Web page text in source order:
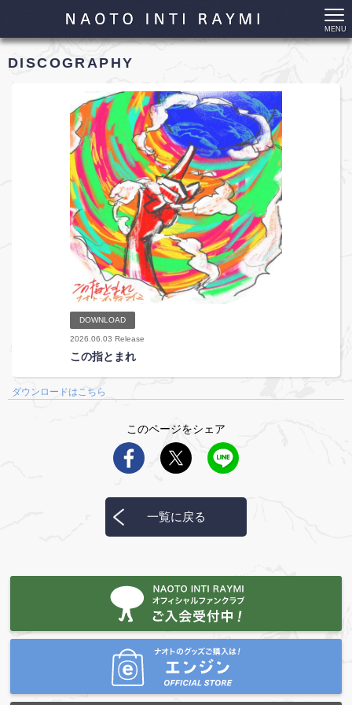
MENU
DISCOGRAPHY
DOWNLOAD
2026.06.03 Release
この指とまれ
ダウンロードはこちら
このページをシェア
一覧に戻る